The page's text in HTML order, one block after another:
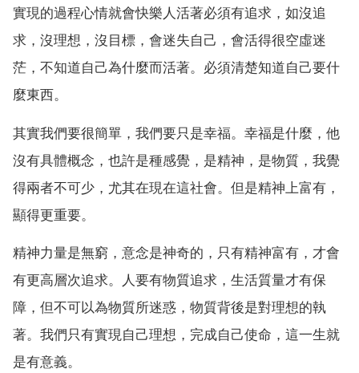
實現的過程心情就會快樂人活著必須有追求，如沒追
求，沒理想，沒目標，會迷失自己，會活得很空虛迷
茫，不知道自己為什麼而活著。必須清楚知道自己要什
麼東西。
其實我們要很簡單，我們要只是幸福。幸福是什麼，他
沒有具體概念，也許是種感覺，是精神，是物質，我覺
得兩者不可少，尤其在現在這社會。但是精神上富有，
顯得更重要。
精神力量是無窮，意念是神奇的，只有精神富有，才會
有更高層次追求。人要有物質追求，生活質量才有保
障，但不可以為物質所迷惑，物質背後是對理想的執
著。我們只有實現自己理想，完成自己使命，這一生就
是有意義。